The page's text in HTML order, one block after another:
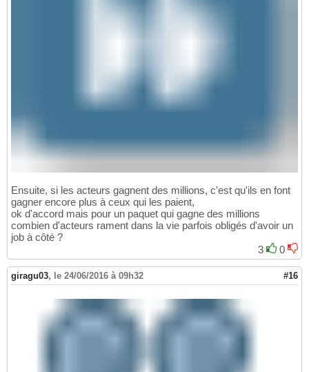
Ensuite, si les acteurs gagnent des millions, c'est qu'ils en font
gagner encore plus à ceux qui les paient,
ok d'accord mais pour un paquet qui gagne des millions
combien d'acteurs rament dans la vie parfois obligés d'avoir un
job à côté ?
3
0
giragu03, le 24/06/2016 à 09h32 #16